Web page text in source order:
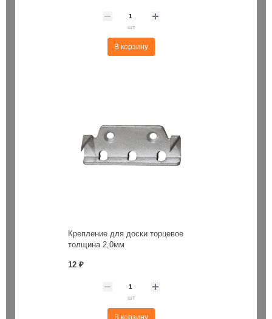
шт
В корзину
Крепление для доски торцевое
толщина 2,0мм
12 ₽
шт
В корзину